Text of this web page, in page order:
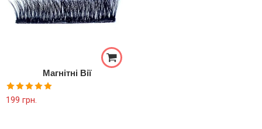
Магнітні Вії
Оцінено в
199 грн.